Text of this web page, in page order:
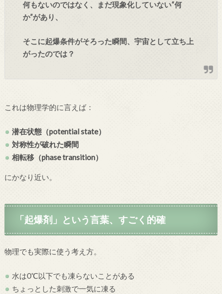
何もないのではなく、
まだ現象化していない“何
か”があり、
そこに起爆条件がそろった瞬間、宇宙として立ち上
がったのでは？
これは物理学的に言えば：
潜在状態（potential state）
対称性が破れた瞬間
相転移（phase transition）
にかなり近い。
「起爆剤」という言葉、すごく的確
物理でも実際に使う考え方。
水は0℃以下でも凍らないことがある
ちょっとした刺激で一気に凍る